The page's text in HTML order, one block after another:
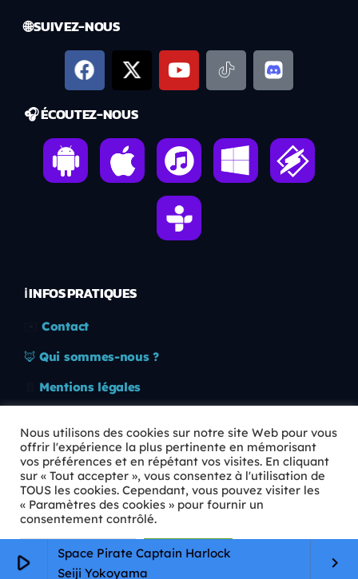
play_arrow
Space Pirate Captain Harlock
Seiji Yokoyama
keyboard_arrow_right
🌐 SUIVEZ-NOUS
🎧 ÉCOUTEZ-NOUS
ℹ️ INFOS PRATIQUES
Contact
🦊 Qui sommes-nous ?
Mentions légales
🛡️ RGPD
Copyright © 2026 Animkids. Tous droits réservés.
Nous utilisons des cookies sur notre site Web pour vous
offrir l'expérience la plus pertinente en mémorisant
vos préférences et en répétant vos visites. En cliquant
sur « Tout accepter », vous consentez à l'utilisation de
TOUS les cookies. Cependant, vous pouvez visiter les
« Paramètres des cookies » pour fournir un
consentement contrôlé.
Paramètres Cookie Tout accepter